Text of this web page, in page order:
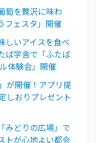
萄を贅沢に味わ
フェスタ」開催
しいアイスを食べ
ば学舎で「ふたば
体験会」開催
が開催！アプリ提
しおりプレゼント
みどりの広場」で
トが心地よい都会